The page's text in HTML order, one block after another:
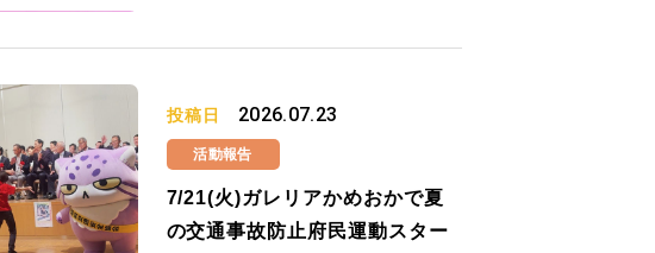
投稿日 2026.07.23
活動報告
7/21(火)ガレリアかめおかで夏
の交通事故防止府民運動スター